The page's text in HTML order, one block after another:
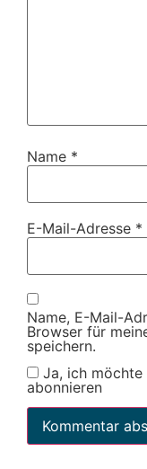
Name *
E-Mail-Adresse *
Name, E-Mail-
Browser für
speichern.
Ja, ich
abonnieren